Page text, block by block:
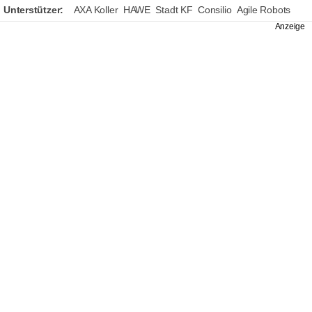
Unterstützer: AXA Koller HAWE Stadt KF Consilio Agile Robots